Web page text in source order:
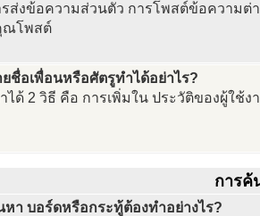
รส่งข้อความส่วนตัว การโพสต์ข้อความ
ณโพสต์
ยชื่อเพื่อนหรือศัตรูทำได้อย่าไร?
ด้ 2 วิธี คือ การเพิ่มใน ประวัติของผู้ใช้
การค้
า บอร์ดหรือกระทู้ต้องทำอย่างไร?